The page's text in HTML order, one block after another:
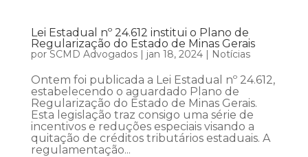
Lei Estadual nº 24.612 institui o Plano de
Regularização do Estado de Minas Gerais
por SCMD Advogados| jan 18, 2024| Notícias
Ontem foi publicada a Lei Estadual nº 24.612,
estabelecendo o aguardado Plano de
Regularização do Estado de Minas Gerais.
Esta legislação traz consigo uma série de
incentivos e reduções especiais visando a
quitação de créditos tributários estaduais. A
regulamentação...